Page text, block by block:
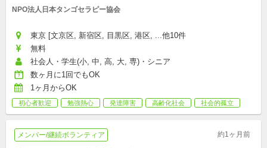
NPO法人日本タンゴセラピー協会
東京 [文京区, 新宿区, 目黒区, 港区, ...他10件
無料
社会人・学生(小, 中, 高, 大, 専)・シニア
数ヶ月に1回でもOK
1ヶ月からOK
初心者歓迎 勉強熱心 発達障害 高齢化社会 社会的孤立
メンバー/継続ボランティア 約1ヶ月前